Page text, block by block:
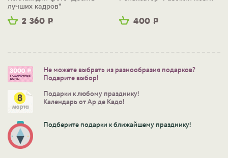
2 360 Р
лучших кадров"
400 Р
Не можете выбрать из разнообразия подарков?
Подарите выбор!
Подарки к любому празднику!
Календарь от Ар де Кадо!
Подберите подарки к ближайшему празднику!